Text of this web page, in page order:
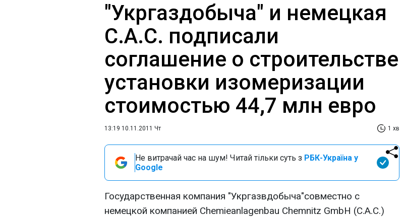
"Укргаздобыча" и немецкая
C.A.C. подписали
соглашение о строительстве
установки изомеризации
стоимостью 44,7 млн евро
13:19 10.11.2011 Чт 1 хв
Не витрачай час на шум! Читай тільки суть з РБК-Україна у
Google
Государственная компания "Укргазвдобыча"совместно с
немецкой компанией Chemieanlagenbau Chemnitz GmbH (C.A.C.)